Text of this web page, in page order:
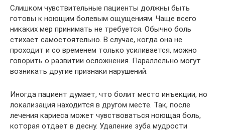
Слишком чувствительные пациенты должны быть
готовы к ноющим болевым ощущениям. Чаще всего
никаких мер принимать не требуется. Обычно боль
стихает самостоятельно. В случае, когда она не
проходит и со временем только усиливается, можно
говорить о развитии осложнения. Параллельно могут
возникать другие признаки нарушений.
Иногда пациент думает, что болит место инъекции, но
локализация находится в другом месте. Так, после
лечения кариеса может чувствоваться ноющая боль,
которая отдает в десну. Удаление зуба мудрости